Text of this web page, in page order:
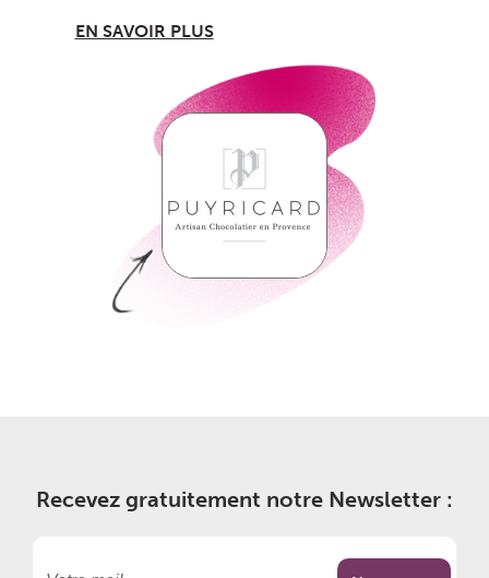
EN SAVOIR PLUS
Recevez gratuitement notre Newsletter :